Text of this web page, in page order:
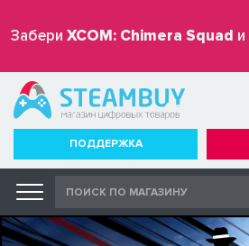
Забери XCOM: Chimera Squad и
бесплатно
ПОДДЕРЖКА